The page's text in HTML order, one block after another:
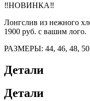
‼️НОВИНКА‼️
Лонгслив из нежного
1900 руб. с вашим лого.
РАЗМЕРЫ: 44, 46, 48,
Детали
Детали